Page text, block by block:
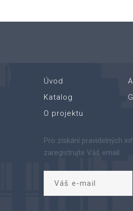
Úvod
Katalog
O projektu
Pro získání pravidelných
zaregistrujte Váš email: